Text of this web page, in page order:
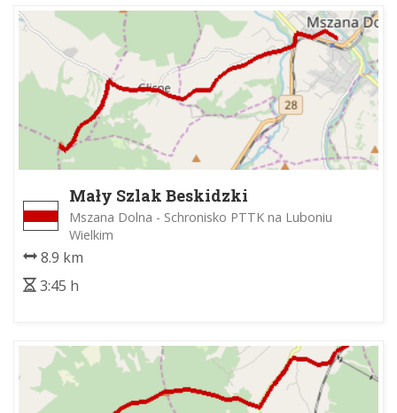
Mały Szlak Beskidzki
Mszana Dolna - Schronisko PTTK na Luboniu
Wielkim
8.9 km
3:45 h